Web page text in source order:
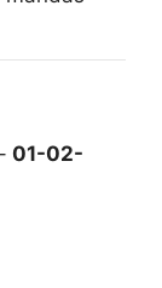
01-02-